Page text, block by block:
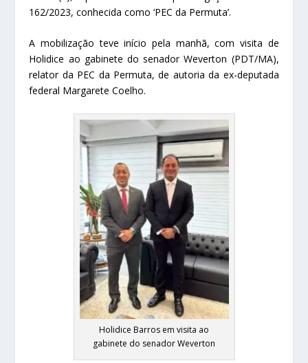
162/2023, conhecida como ‘PEC da Permuta’.
A mobilização teve início pela manhã, com visita de
Holidice ao gabinete do senador Weverton (PDT/MA),
relator da PEC da Permuta, de autoria da ex-deputada
federal Margarete Coelho.
Holidice Barros em visita ao
gabinete do senador Weverton